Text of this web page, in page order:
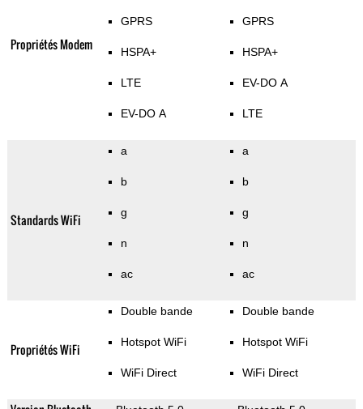
Propriétés Modem
GPRS
HSPA+
LTE
EV-DO A
GPRS
HSPA+
EV-DO A
LTE
Standards WiFi
a
b
g
n
ac
a
b
g
n
ac
Propriétés WiFi
Double bande
Hotspot WiFi
WiFi Direct
Double bande
Hotspot WiFi
WiFi Direct